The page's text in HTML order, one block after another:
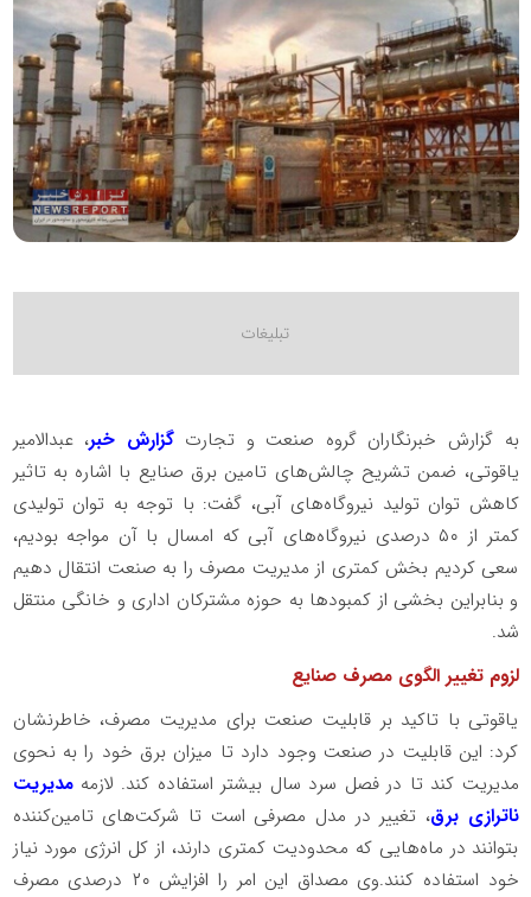
به گزارش خبرنگاران گروه صنعت و تجارتگزارش خبر، عبدالامیر
یاقوتی، ضمن تشریح چالش‌های تامین برق صنایع با اشاره به تاثیر
کاهش توان تولید نیروگاه‌های آبی، گفت: با توجه به توان تولیدی
کمتر از ۵۰ درصدی نیروگاه‌های آبی که امسال با آن مواجه بودیم،
سعی کردیم بخش کمتری از مدیریت مصرف را به صنعت انتقال دهیم
و بنابراین بخشی از کمبودها به حوزه مشترکان اداری و خانگی منتقل
شد.
لزوم تغییر الگوی مصرف صنایع
یاقوتی با تاکید بر قابلیت صنعت برای مدیریت مصرف، خاطرنشان
کرد: این قابلیت در صنعت وجود دارد تا میزان برق خود را به نحوی
مدیریت کند تا در فصل سرد سال بیشتر استفاده کند. لازمهمدیریت
ناترازی برق، تغییر در مدل مصرفی است تا شرکت‌های تامین‌کننده
بتوانند در ماه‌هایی که محدودیت کمتری دارند، از کل انرژی مورد نیاز
خود استفاده کنند.وی مصداق این امر را افزایش ۲۰ درصدی مصرف